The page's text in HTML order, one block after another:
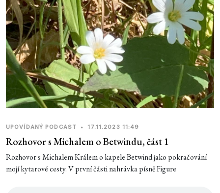
UPOVÍDANÝ PODCAST • 17.11.2023 11:49
Rozhovor s Michalem o Betwindu, část 1
Rozhovor s Michalem Králem o kapele Betwind jako pokračování
mojí kytarové cesty. V první části nahrávka písně Figure